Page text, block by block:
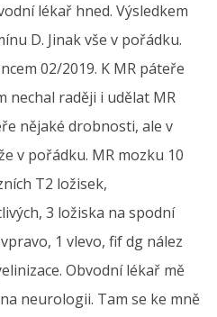
lékař hned. Výsledkem
D. Jinak vše v pořádku.
02/2019. K MR páteře
nechal raději i udělat MR
nějaké drobnosti, ale v
v pořádku. MR mozku 10
T2 ložisek,
3 ložiska na spodní
1 vlevo, fif dg nález
Obvodní lékař mě
neurologii. Tam se ke mně